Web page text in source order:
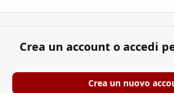
Crea un account o accedi
Crea un nuovo